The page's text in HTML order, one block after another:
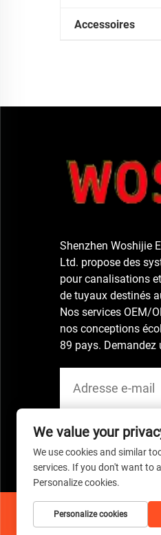
Accessoires
Shenzhen Woshijie
Ltd. propose des
pour canalisations
de tuyaux destinés
Nos services OEM/
nos conceptions
89 pays. Demandez
Copyright © 2026
We value your
We use cookies and similar
services. If you don't want to
Personalize cookies.
Personalize cookies